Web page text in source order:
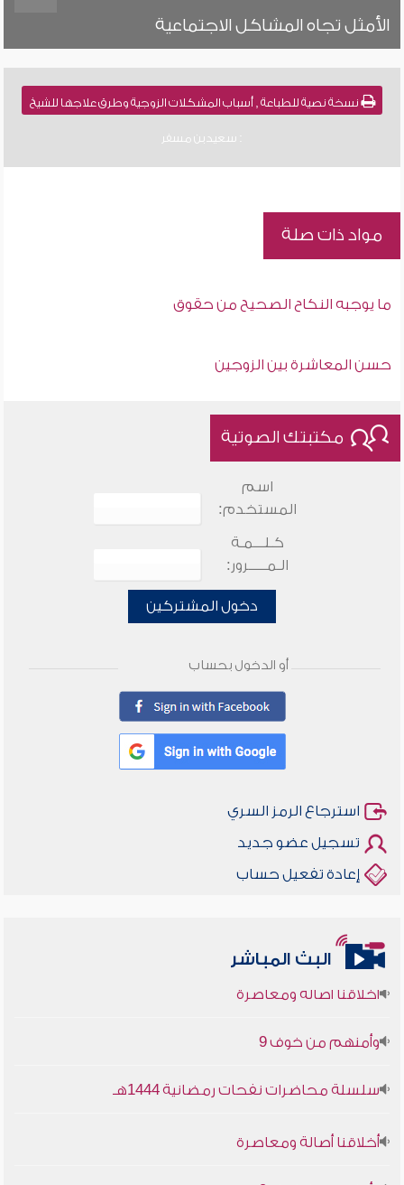
الأمثل تجاه المشاكل الاجتماعية
نسخة نصية للطباعة , أسباب المشكلات الزوجية وطرق علاجها للشيخ
: سعيد بن مسفر
مواد ذات صلة
ما يوجبه النكاح الصحيح من حقوق
حسن المعاشرة بين الزوجين
مكتبتك الصوتية
اسم
المستخدم:
كـلـــمـة
الـمـــــرور:
دخول المشتركين
أو الدخول بحساب
استرجاع الرمز السري
تسجيل عضو جديد
إعادة تفعيل حساب
البث المباشر
أخلاقنا أصالة ومعاصرة